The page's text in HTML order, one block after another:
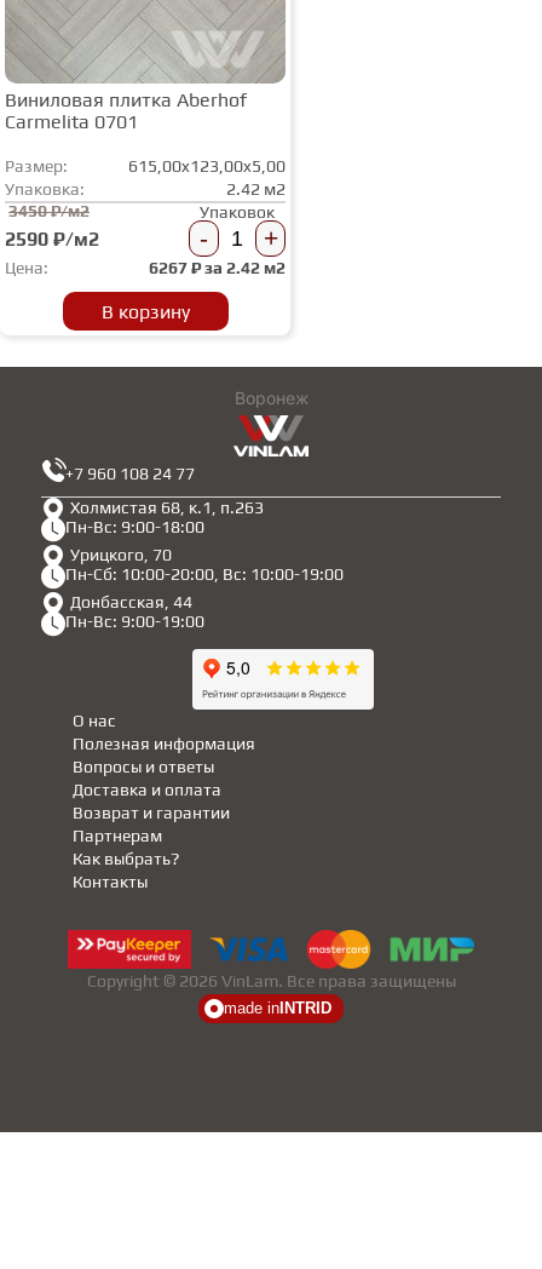
Виниловая плитка Aberhof
Carmelita 0701
Размер:
615,00x123,00x5,00
Упаковка:
2.42 м2
3450 ₽/м2
2590 ₽/м2
Упаковок
- +
Цена: 6267₽ за 2.42 м2
В корзину
Воронеж
Холмистая 68, к.1, п.263
Пн-Вс: 9:00-18:00
Урицкого, 70
Пн-Сб: 10:00-20:00, Вс: 10:00-19:00
Донбасская, 44
Пн-Вс: 9:00-19:00
+7 960 108 24 77
Полезная информация
Партнерам
Вопросы и ответы
Доставка и оплата
Возврат и гарантии
Как выбрать?
О нас
Контакты
Copyright © 2026 VinLam. Все права защищены
made in INTRID